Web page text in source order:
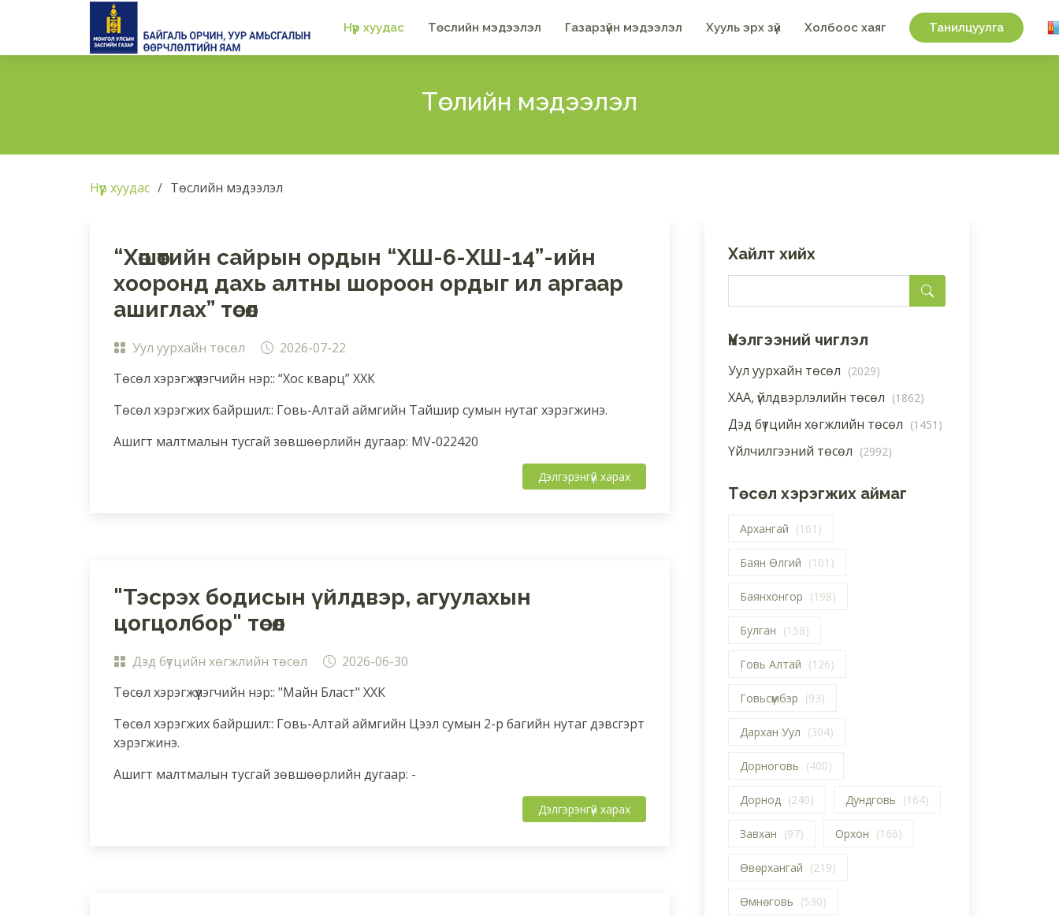
Нүүр хуудас Төслийн мэдээлэл Газарзүйн мэдээлэл Хууль эрх зүй Холбоос хаяг Танилцуулга
Төслийн мэдээлэл
Нүүр хуудас Төслийн мэдээлэл
“Хөшөөтийн сайрын ордын “ХШ-6-ХШ-14”-ийн
хооронд дахь алтны шороон ордыг ил аргаар
ашиглах” төсөл
Уул уурхайн төсөл
2026-07-22
Төсөл хэрэгжүүлэгчийн нэр:: “Хос кварц” ХХК
Төсөл хэрэгжих байршил:: Говь-Алтай аймгийн Тайшир сумын нутаг хэрэгжинэ.
Ашигт малтмалын тусгай зөвшөөрлийн дугаар: MV-022420
Дэлгэрэнгүй харах
"Тэсрэх бодисын үйлдвэр, агуулахын
цогцолбор" төсөл
Дэд бүтцийн хөгжлийн төсөл
2026-06-30
Төсөл хэрэгжүүлэгчийн нэр:: "Майн Бласт" ХХК
Төсөл хэрэгжих байршил:: Говь-Алтай аймгийн Цээл сумын 2-р багийн нутаг дэвсгэрт
хэрэгжинэ.
Ашигт малтмалын тусгай зөвшөөрлийн дугаар: -
Дэлгэрэнгүй харах
Хайлт хийх
Үнэлгээний чиглэл
Уул уурхайн төсөл (2029)
ХАА, үйлдвэрлэлийн төсөл (1862)
Дэд бүтцийн хөгжлийн төсөл (1451)
Үйлчилгээний төсөл (2992)
Төсөл хэрэгжих аймаг
Архангай (161)
Баян Өлгий (101)
Баянхонгор (198)
Булган (158)
Говь Алтай (126)
Говьсүмбэр (93)
Дархан Уул (304)
Дорноговь (400)
Дорнод (240) Дундговь (164)
Завхан (97) Орхон (166)
Өвөрхангай (219)
Өмнөговь (530)